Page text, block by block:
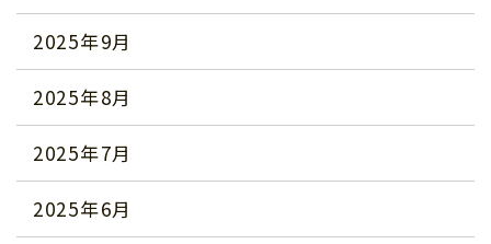
2025年9月
2025年8月
2025年7月
2025年6月